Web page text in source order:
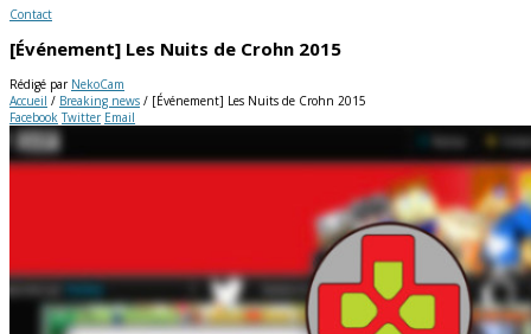
Contact
[Événement] Les Nuits de Crohn 2015
Rédigé par NekoCam
Accueil / Breaking news / [Événement] Les Nuits de Crohn 2015
Facebook Twitter Email